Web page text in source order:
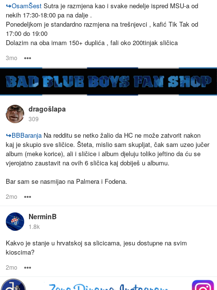
↪OsamŠest Sutra je razmjena kao i svake nedelje ispred MSU-a od
nekih 17:30-18:00 pa na dalje .
Ponedeljkom je standardno razmjena na trešnjevci , kafić Tik Tak od
17:00 do 19:00
Dolazim na oba imam 150+ duplića , fali oko 200tinjak sličica
3mo
dragošlapa
309
↪BBBaranja Na redditu se netko žalio da HC ne može zatvorit nakon
kaj je skupio sve sličice. Šteta, mislio sam skupljat, čak sam uzeo jučer
album (meke korice), ali i sličice i album djeluju toliko jeftino da ću se
vjerojatno zaustavit na ovih 6 sličica kaj dobiješ u albumu.
Bar sam se nasmijao na Palmera i Fodena.
2mo
NerminB
1.8k
Kakvo je stanje u hrvatskoj sa slicicama, jesu dostupne na svim
kioscima?
2mo